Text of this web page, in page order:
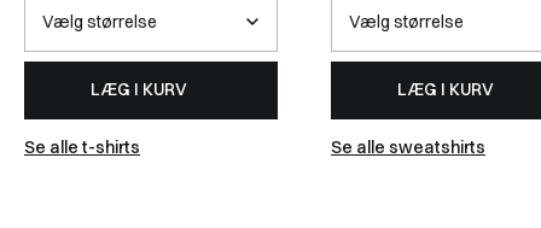
LÆG I KURV
Se alle t-shirts
LÆG I KURV
Se alle sweatshirts